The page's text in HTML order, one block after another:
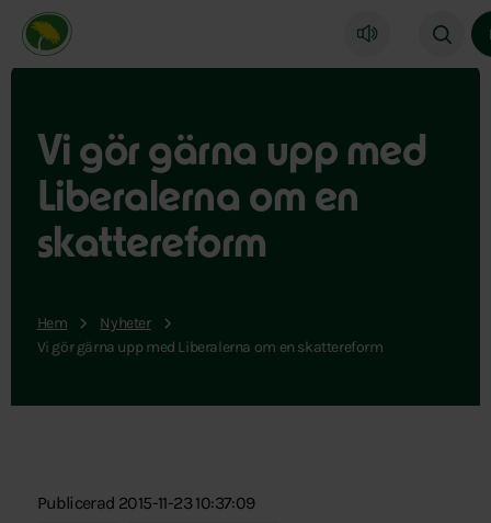
Miljöpartiet de gröna, startsida
Vi gör gärna upp med
Liberalerna om en
skattereform
Hem
Nyheter
Vi gör gärna upp med Liberalerna om en skattereform
Publicerad 2015-11-23 10:37:09